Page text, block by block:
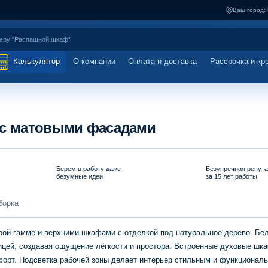
Ваш город:
Калькулятор О компании Оплата и доставка Рассрочка и
матовыми фасадами
Берем в работу даже
безумные идеи
Безупречная
за 15 лет работы
гамме и верхними шкафами с отделкой под натуральное дерево.
создавая ощущение лёгкости и простора. Встроенные духовые
Подсветка рабочей зоны делает интерьер стильным и